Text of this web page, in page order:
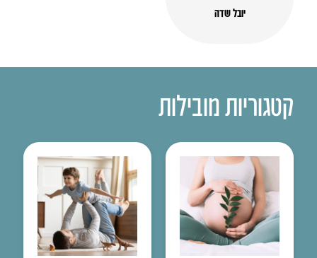
יובל שדה
קטגוריות מובילות